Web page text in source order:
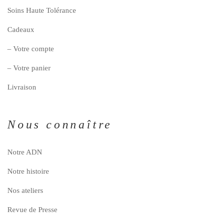
Soins Haute Tolérance
Cadeaux
– Votre compte
– Votre panier
Livraison
Nous connaître
Notre ADN
Notre histoire
Nos ateliers
Revue de Presse